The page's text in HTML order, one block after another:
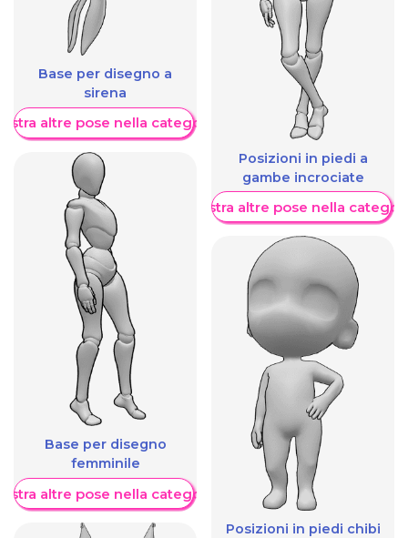
Base per disegno a
sirena
altre pose nella categoria
Base per disegno
femminile
altre pose nella categoria
Posizioni in piedi a
gambe incrociate
Mostra altre pose nella
Posizioni in piedi chibi